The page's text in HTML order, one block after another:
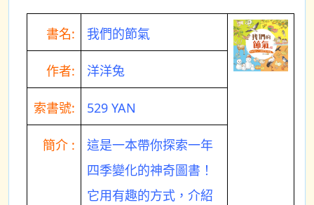
書名: 我們的節氣
作者: 洋洋兔
索書號: 529 YAN
簡介 :
這是一本帶你探索一年
四季變化的神奇圖書！
它用有趣的方式，介紹